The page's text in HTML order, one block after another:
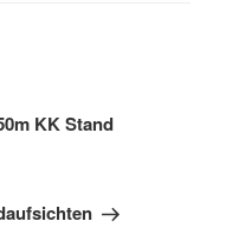
KK Stand